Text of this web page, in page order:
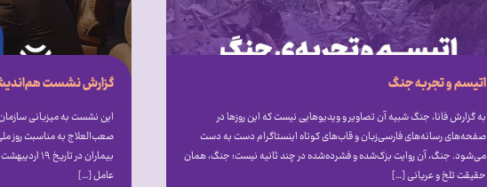
اتیسم و تجربه جنگ
به گزارش فانا، جنگ شبیه آن تصاویر و ویدیوهایی نیست که این روزها در
صفحه‌های رسانه‌های فارسی‌زبان و قاب‌های کوتاه اینستاگرام دست‌ به‌ دست
می‌شود. جنگ، آن روایت بزک‌شده و فشرده‌شده در چند ثانیه نیست؛ جنگ، همان
حقیقت تلخ و عریانی […]
این نشست به میزبانی
عامل […]